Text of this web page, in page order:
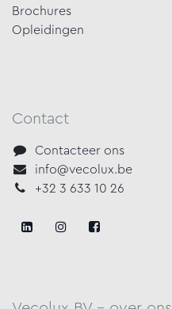
Brochures
Opleidingen
Contact
Contacteer ons
info@vecolux.be
+32 3 633 10 26